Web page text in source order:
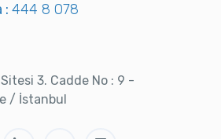
: 444 8 078
3. Cadde No : 9 -
/ İstanbul